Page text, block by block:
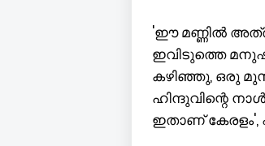
'ഈ മണ്ണിൽ അത്ര
ഇവിടുത്തെ
കഴിഞ്ഞു, ഒരു
ഹിന്ദുവിന്റെ
ഇതാണ്